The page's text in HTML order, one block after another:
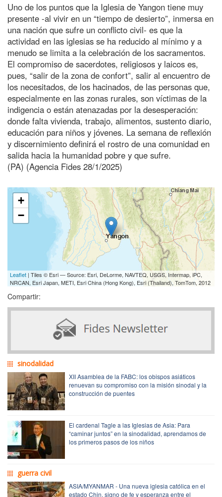
Uno de los puntos que la Iglesia de Yangon tiene muy
presente -al vivir en un “tiempo de desierto”, inmersa en
una nación que sufre un conflicto civil- es que la
actividad en las iglesias se ha reducido al mínimo y a
menudo se limita a la celebración de los sacramentos.
El compromiso de sacerdotes, religiosos y laicos es,
pues, “salir de la zona de confort”, salir al encuentro de
los necesitados, de los hacinados, de las personas que,
especialmente en las zonas rurales, son víctimas de la
indigencia o están atenazadas por la desesperación:
donde falta vivienda, trabajo, alimentos, sustento diario,
educación para niños y jóvenes. La semana de reflexión
y discernimiento definirá el rostro de una comunidad en
salida hacia la humanidad pobre y que sufre.
(PA) (Agencia Fides 28/1/2025)
+
−
Leaflet | Tiles © Esri — Source: Esri, DeLorme, NAVTEQ, USGS, Intermap, iPC,
NRCAN, Esri Japan, METI, Esri China (Hong Kong), Esri (Thailand), TomTom, 2012
Compartir:
sinodalidad
XII Asamblea de la FABC: los obispos asiáticos
renuevan su compromiso con la misión sinodal y la
construcción de puentes
El cardenal Tagle a las Iglesias de Asia: Para
“caminar juntos” en la sinodalidad, aprendamos de
los primeros pasos de los niños
guerra civil
ASIA/MYANMAR - Una nueva iglesia católica en el
estado Chin, signo de fe y esperanza entre el